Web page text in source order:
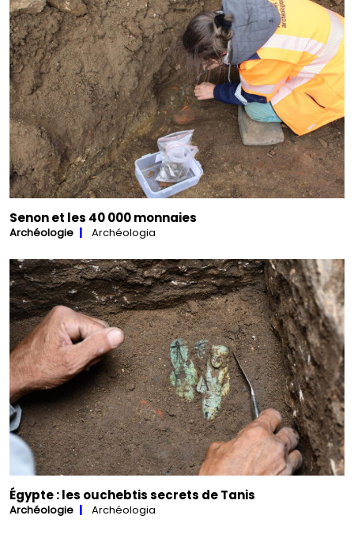
Senon et les 40 000 monnaies
Archéologie Archéologia
Égypte : les ouchebtis secrets de Tanis
Archéologie Archéologia